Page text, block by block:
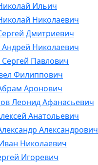
Ильич
Николаевич
Дмитриевич
Николаевич
Павлович
Филиппович
Аронович
Леонид Афанасьевич
Анатольевич
Александрович
Николаевич
Игоревич